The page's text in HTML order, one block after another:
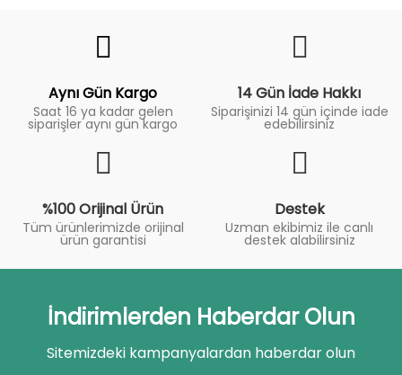
Aynı Gün Kargo
Saat 16 ya kadar gelen
siparişler aynı gün kargo
14 Gün İade Hakkı
Siparişinizi 14 gün içinde iade
edebilirsiniz
%100 Orijinal Ürün
Tüm ürünlerimizde orijinal
ürün garantisi
Destek
Uzman ekibimiz ile canlı
destek alabilirsiniz
İndirimlerden Haberdar Olun
Sitemizdeki kampanyalardan haberdar olun